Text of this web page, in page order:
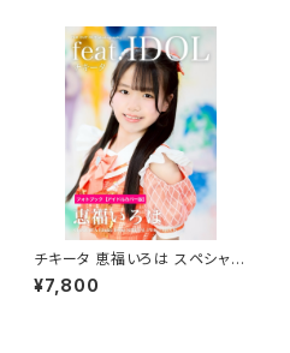
チキータ 恵福いろは スペシャル
フォトブック
¥7,800